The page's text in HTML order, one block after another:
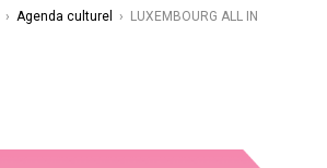
› Agenda culturel › LUXEMBOURG ALL IN